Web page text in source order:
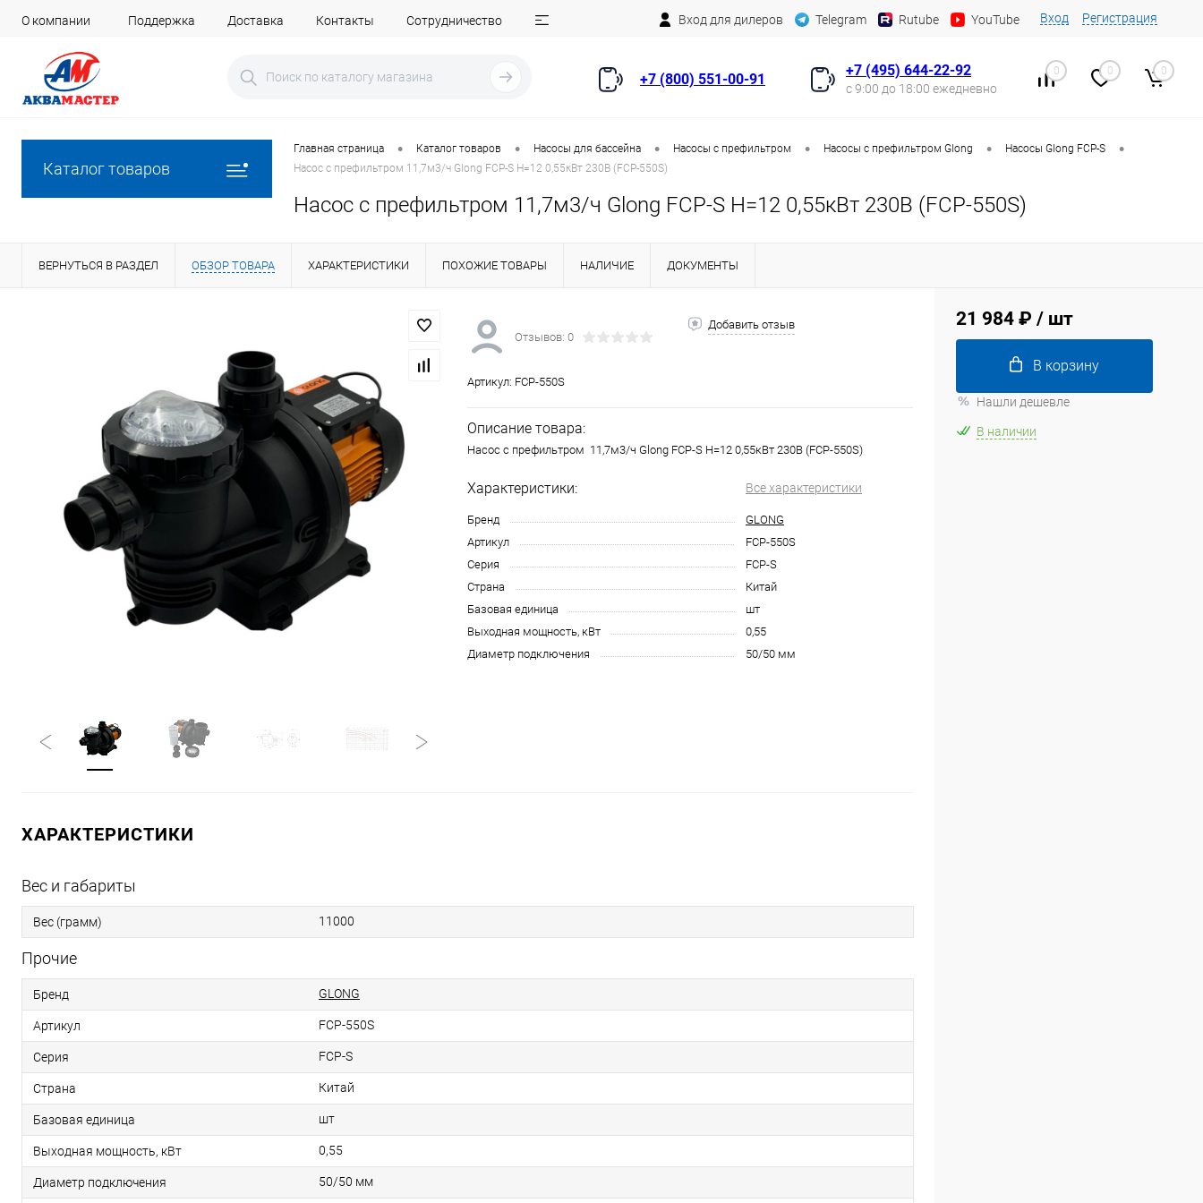
О компании Поддержка Доставка Контакты Сотрудничество Вход для дилеров Telegram Rutube YouTube Вход Регистрация
+7 (800) 551-00-91
+7 (495) 644-22-92
с 9:00 до 18:00 ежедневно
0 0 0
Каталог товаров
Главная страница • Каталог товаров • Насосы для бассейна • Насосы с префильтром • Насосы с префильтром Glong • Насосы Glong FCP-S •
Насос с префильтром 11,7м3/ч Glong FCP-S Н=12 0,55кВт 230В (FCP-550S)
Насос с префильтром 11,7м3/ч Glong FCP-S Н=12 0,55кВт 230В (FCP-550S)
ВЕРНУТЬСЯ В РАЗДЕЛ ОБЗОР ТОВАРА ХАРАКТЕРИСТИКИ ПОХОЖИЕ ТОВАРЫ НАЛИЧИЕ ДОКУМЕНТЫ
Отзывов: 0
Добавить отзыв
Артикул: FCP-550S
Описание товара:
Насос с префильтром 11,7м3/ч Glong FCP-S Н=12 0,55кВт 230В (FCP-550S)
Характеристики: Все характеристики
Бренд
GLONG
Артикул
FCP-550S
Серия
FCP-S
Страна
Китай
Базовая единица
шт
Выходная мощность, кВт
0,55
Диаметр подключения
50/50 мм
ХАРАКТЕРИСТИКИ
Вес и габариты
Вес (грамм) 11000
Прочие
Бренд GLONG
Артикул FCP-550S
Серия FCP-S
Страна Китай
Базовая единица шт
Выходная мощность, кВт 0,55
Диаметр подключения 50/50 мм
21 984 ₽ / шт
В корзину
Нашли дешевле
В наличии